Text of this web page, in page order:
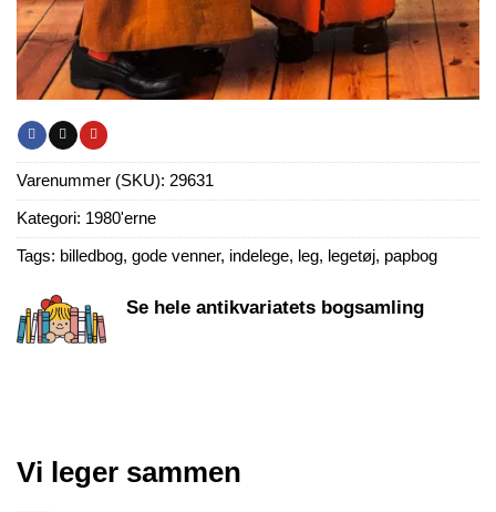
Varenummer (SKU): 29631
Kategori: 1980'erne
Tags: billedbog, gode venner, indelege, leg, legetøj, papbog
Se hele antikvariatets bogsamling
Vi leger sammen